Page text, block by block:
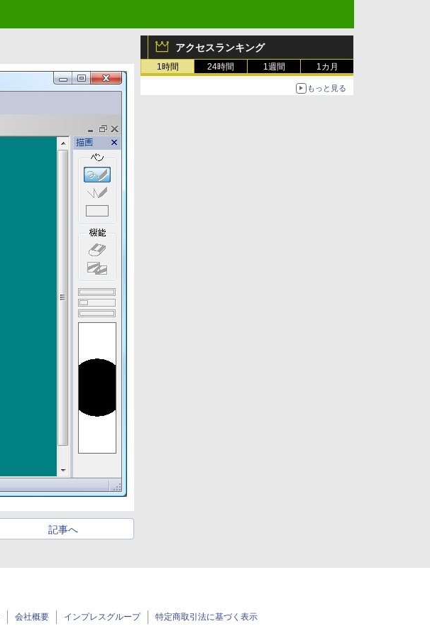
アクセスランキング
1時間 24時間 1週間 1カ月
もっと見る
記事へ
会社概要 インプレスグループ 特定商取引法に基づく表示